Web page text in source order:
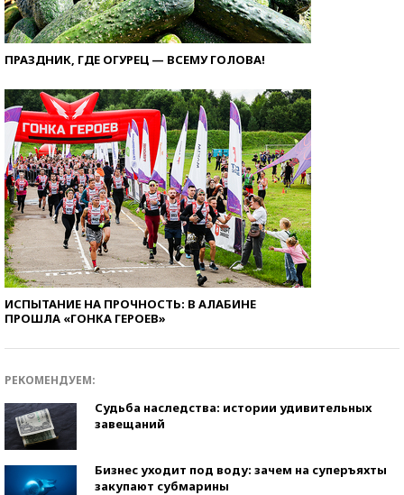
ПРАЗДНИК, ГДЕ ОГУРЕЦ — ВСЕМУ ГОЛОВА!
ИСПЫТАНИЕ НА ПРОЧНОСТЬ: В АЛАБИНЕ
ПРОШЛА «ГОНКА ГЕРОЕВ»
РЕКОМЕНДУЕМ:
Судьба наследства: истории удивительных
завещаний
Бизнес уходит под воду: зачем на суперъяхты
закупают субмарины